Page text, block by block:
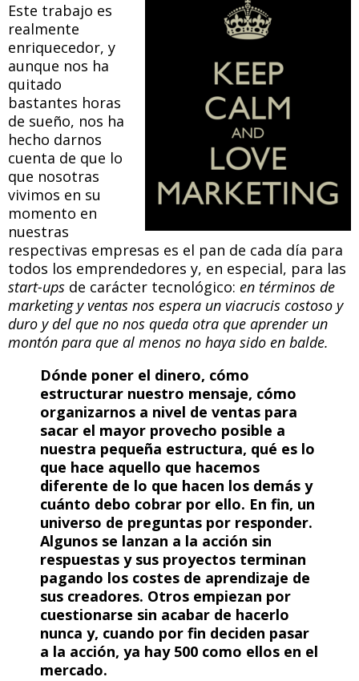
Este trabajo es
realmente
enriquecedor, y
aunque nos ha
quitado
bastantes horas
de sueño, nos ha
hecho darnos
cuenta de que lo
que nosotras
vivimos en su
momento en
nuestras
respectivas empresas es el pan de cada día para
todos los emprendedores y, en especial, para las
start-ups de carácter tecnológico: en términos de
marketing y ventas nos espera un viacrucis costoso y
duro y del que no nos queda otra que aprender un
montón para que al menos no haya sido en balde.
Dónde poner el dinero, cómo
estructurar nuestro mensaje, cómo
organizarnos a nivel de ventas para
sacar el mayor provecho posible a
nuestra pequeña estructura, qué es lo
que hace aquello que hacemos
diferente de lo que hacen los demás y
cuánto debo cobrar por ello. En fin, un
universo de preguntas por responder.
Algunos se lanzan a la acción sin
respuestas y sus proyectos terminan
pagando los costes de aprendizaje de
sus creadores. Otros empiezan por
cuestionarse sin acabar de hacerlo
nunca y, cuando por fin deciden pasar
a la acción, ya hay 500 como ellos en el
mercado.